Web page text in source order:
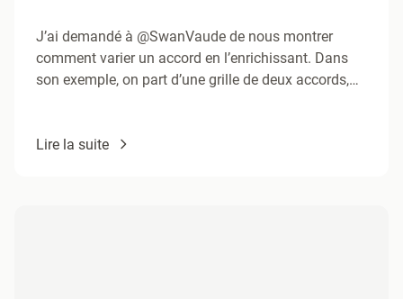
J’ai demandé à ‪@SwanVaude‬ de nous montrer
comment varier un accord en l’enrichissant. Dans
son exemple, on part d’une grille de deux accords,
Lire la suite